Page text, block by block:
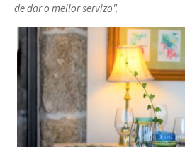
de dar o mellor servizo".